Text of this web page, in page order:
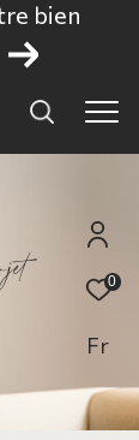
bien
0
Fr
jet